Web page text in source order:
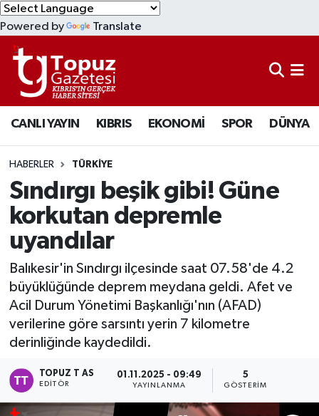
Powered by Translate
CANLI YAYIN KIBRIS EKONOMİ SPOR DÜNYA
HABERLER TÜRKİYE
Sındırgı beşik gibi! Güne
korkutan depremle
uyandılar
Balıkesir'in Sındırgı ilçesinde saat 07.58'de 4.2
büyüklüğünde deprem meydana geldi. Afet ve
Acil Durum Yönetimi Başkanlığı'nın (AFAD)
verilerine göre sarsıntı yerin 7 kilometre
derinliğinde kaydedildi.
TOPUZ T AS
EDITÖR
01.11.2025 - 09:49
YAYINLANMA
5
GÖSTERIM
KIBRIS
DÜNYA
EKONOMİ
MAGAZİN
SAĞLIK
SPOR
TEKNOLOJİ
TÜRKİYE
Lefkoşa Nöbetçi Eczaneler
Lefkoşa Hava Durumu
Lefkoşa Trafik Yoğunluk Haritası
Süper Lig Puan Durumu ve Fikstür
Tüm Manşetler
Son Dakika Haberleri
Haber Arşivi